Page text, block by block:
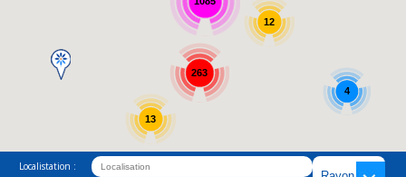
13
263
4
12
Localistation :